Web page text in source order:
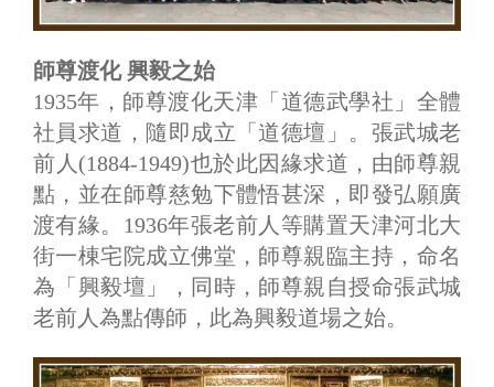
師尊渡化 興毅之始
1935年，師尊渡化天津「道德武學社」全體
社員求道，隨即成立「道德壇」。張武城老
前人(1884-1949)也於此因緣求道，由師尊親
點，並在師尊慈勉下體悟甚深，即發弘願廣
渡有緣。1936年張老前人等購置天津河北大
街一棟宅院成立佛堂，師尊親臨主持，命名
為「興毅壇」，同時，師尊親自授命張武城
老前人為點傳師，此為興毅道場之始。